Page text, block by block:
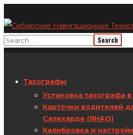
Тахографы
Установка тахографа
Карточки водителей
Салехарде (ЯНАО)
Калибровка и